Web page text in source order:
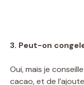
3. Peut-on
Oui, mais je
cacao, et de